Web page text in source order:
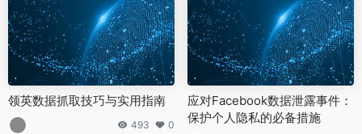
领英数据抓取技巧与实用指南
493 0
应对Facebook数据泄露事件：
保护个人隐私的必备措施